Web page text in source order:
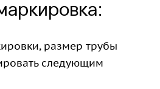
размер трубы
следующим